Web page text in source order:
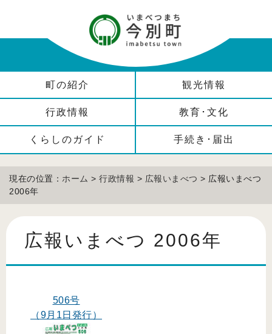
町の紹介 観光情報
行政情報 教育･文化
くらしのガイド 手続き･届出
現在の位置： ホーム > 行政情報 > 広報いまべつ > 広報いまべつ
2006年
広報いまべつ 2006年
506号
（9月1日発行）